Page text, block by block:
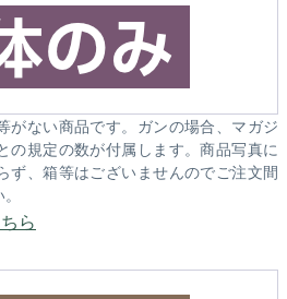
がない商品です。ガンの場合、マガジ
の規定の数が付属します。商品写真に
ず、箱等はございませんのでご注文間
ら